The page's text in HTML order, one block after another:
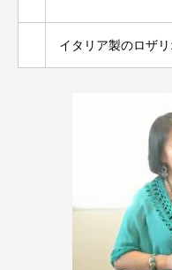
イタリア製のロザ